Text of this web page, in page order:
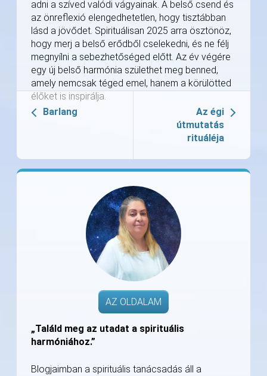
adni a szíved valódi vágyainak. A belső csend és
az önreflexió elengedhetetlen, hogy tisztábban
lásd a jövődet. Spirituálisan 2025 arra ösztönöz,
hogy merj a belső erődből cselekedni, és ne félj
megnyílni a sebezhetőséged előtt. Az év végére
egy új belső harmónia születhet meg benned,
amely nemcsak téged emel, hanem a körülötted
élőket is inspirálja.
Barlang
Az égi
útmutatás
rituáléja
AZ OLDALAM
„Találd meg az utadat a spirituális
harmóniához.”
Blogjaimban a spirituális tanácsadás áll a